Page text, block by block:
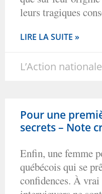
leurs tragiques
LIRE LA SUITE »
L’Action nationale
Pour une
secrets – Note
Enfin, une femme
québécois qui se
confidences. À